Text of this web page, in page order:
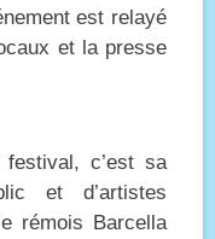
est relayé
et la presse
c’est sa
et d’artistes
rémois Barcella